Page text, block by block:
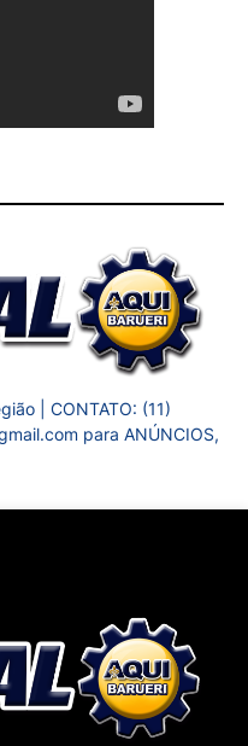
| CONTATO: (11)
para ANÚNCIOS,